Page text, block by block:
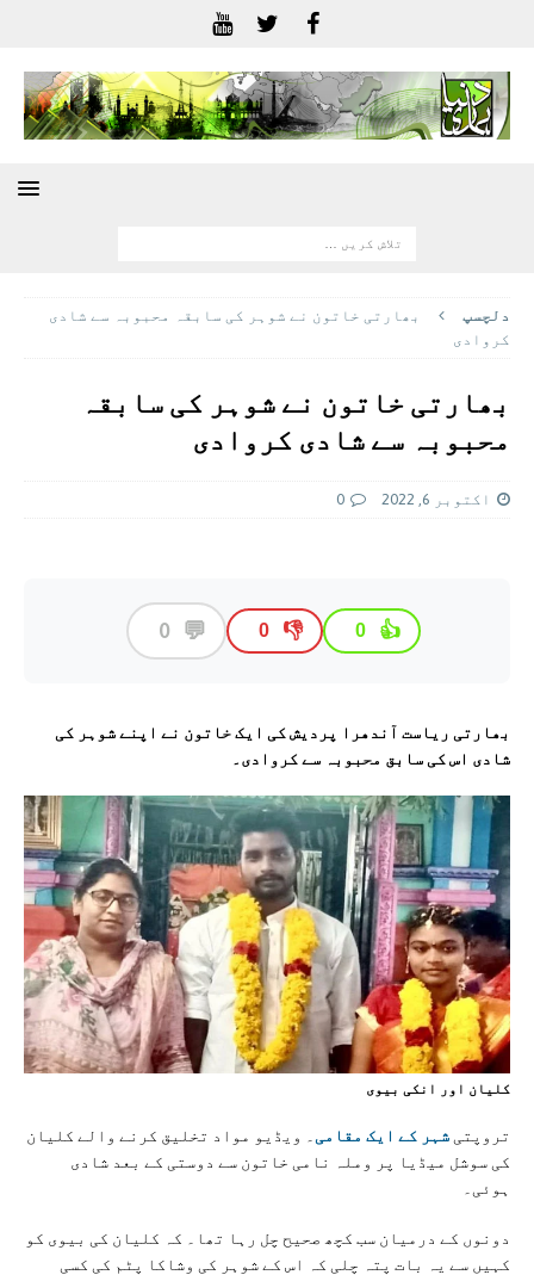
دلچسپ
بھارتی خاتون نے شوہر کی سابقہ محبوبہ سے شادی
کروادی
بھارتی خاتون نے شوہر کی سابقہ
محبوبہ سے شادی کروادی
اکتوبر 6, 2022 0
👍
0
👎
0
💬
0
بھارتی ریاست آندھرا پردیش کی ایک خاتون نے اپنے شوہر کی
شادی اس کی سابق محبوبہ سے کروادی۔
کلیان اور انکی بیوی
تروپتی شہر کے ایک مقامی ۔ ویڈیو مواد تخلیق کرنے والے کلیان
کی سوشل میڈیا پر وملہ نامی خاتون سے دوستی کے بعد شادی
ہوئی۔
دونوں کے درمیان سب کچھ صحیح چل رہا تھا۔ کہ کلیان کی بیوی کو
کہیں سے یہ بات پتہ چلی کہ اس کے شوہر کی وشاکا پٹم کی کسی